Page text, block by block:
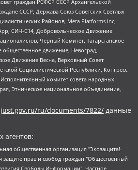
граждан РСФСР СССР Архангельской
СССР, Держава Союз Советских Светлых
Районов, Meta Platforms Inc,
СИЧ-С14, Добровольческое Движение
Черный Комитет, Татарстанское
общественное движение, Невоград,
Движение Весна, Верховный Совет
Социалистической Республики, Конгресс
комитет совета народных
Этническое национальное объединение,
ru/documents/7822/ данные
агентов:
Железнова Мария Михайловна, Лукьянова Юлия Сергеевна, Маетная Елизавета Витальевна, Маняхин Петр Борисович, Чуракова Ольга Владимировна, Ярош Юлия Петровна, Юридическое лицо "The Insider SIA", зарегистрированное в Риге, Латвийская Республика (дата регистрации 26.06.2015), являющееся администратором доменного имени интернет-издания "The Insider SIA", https://theins.ru, Постернак Алексей Евгеньевич, Рубин Михаил Аркадьевич, Анин Роман Александрович, Юридическое лицо Istories fonds, зарегистрированное в Латвийской Республике (регистрационный номер 50008295751, дата регистрации 24.02.2020), Великовский Дмитрий Александрович, Долинина Ирина Николаевна, Мароховская Алеся Алексеевна, Шлейнов Роман Юрьевич, Шмагун Олеся Валентиновна, Общество с ограниченной ответственностью "Альтаир 2021", Общество с ограниченной ответственностью "Вега 2021", Общество с ограниченной ответственностью "Главный редактор 2021", Общество с ограниченной ответственностью "Ромашки монолит", Важенков Артем Валерьевич, Ивановская областная общественная организация "Центр гендерных исследований", Гурман Юрий Альбертович, Медиапроект "ОВД-Инфо", Егоров Владимир Владимирович, Жилинский Владимир Александрович, Общество с ограниченной ответственностью "ЗП", Иванова София Юрьевна, Карезина Инна Павловна, Кильтау Екатерина Викторовна, Петров Алексей Викторович, Пискунов Сергей Евгеньевич, Смирнов Сергей Сергеевич, Тихонов Михаил Сергеевич, Общество с ограниченной ответственностью "ЖУРНАЛИСТ-ИНОСТРАННЫЙ АГЕНТ", Арапова Галина Юрьевна, Вольтская Татьяна Анатольевна, Американская компания "Mason G.E.S. Anonymous Foundation" (США), являющаяся владельцем интернет-издания https://mnews.world/, Компания "Stichting Bellingcat", зарегистрированная в Нидерландах (дата регистрации 11.07.2018), Захаров Андрей Вячеславович, Клепиковская Екатерина Дмитриевна, Общество с ограниченной ответственностью "МЕМО", Перл Роман Александрович, Симонов Евгений Алексеевич, Соловьева Елена Анатольевна, Сотников Даниил Владимирович, Сурначева Елизавета Дмитриевна, Автономная некоммерческая организация по защите прав человека и информированию населения "Якутия – Наше Мнение", Общество с ограниченной ответственностью "Москоу диджитал медиа", с 26.01.2023 Общество с ограниченной ответственностью "Чайка Белые сады", Ветошкина Валерия Валерьевна, Заговора Максим Александрович, Межрегиональное общественное движение "Российская ЛГБТ - сеть", Оленичев Максим Владимирович, Павлов Иван Юрьевич, Скворцова Елена Сергеевна, Общество с ограниченной ответственностью "Как бы инагент", Кочетков Игорь Викторович, Общество с ограниченной ответственностью "Честные выборы", Еланчик Олег Александрович, Общество с ограниченной ответственностью "Нобелевский призыв", Гималова Регина Эмилевна, Григорьев Андрей Валерьевич, Григорьева Алина Александровна, Ассоциация по содействию защите прав призывников, альтернативнослужащих и военнослужащих "Правозащитная группа "Гражданин.Армия.Право", Хисамова Регина Фаритовна, Автономная некоммерческая организация по реализации социально-правовых программ "Лилит", Дальневосточное общественное движение "Маяк", Санкт-Петербургская ЛГБТ-инициативная группа "Выход", Инициативная группа ЛГБТ+ "Реверс", Алексеев Андрей Викторович, Бекбулатова Таисия Львовна, Беляев Иван Михайлович, Владыкина Елена Сергеевна, Гельман Марат Александрович, Никульшина Вероника Юрьевна, Толоконникова Надежда Андреевна, Шендерович Виктор Анатольевич, Общество с ограниченной ответственностью "Данное сообщение", Общество с ограниченной ответственностью Издательский дом "Новая глава", Айнбиндер Александра Александровна, Московский комьюнити-центр для ЛГБТ+инициатив, Благотворительный фонд развития филантропии, Deutsche Welle (Германия, Kurt-Schumacher-Strasse 3, 53113 Bonn), Борзунова Мария Михайловна, Воробьев Виктор Викторович, Голубева Анна Львовна, Константинова Алла Михайловна, Малкова Ирина Владимировна, Мурадов Мурад Абдулгалимович, Осетинская Елизавета Николаевна, Понасенков Евгений Николаевич, Ганапольский Матвей Юрьевич, Киселев Евгений Алексеевич, Борухович Ирина Григорьевна, Дремин Иван Тимофеевич, Дубровский Дмитрий Викторович, Красноярская региональная общественная организация поддержки и развития альтернативных образовательных технологий и межкультурных коммуникаций "ИНТЕРРА", Маяковская Екатерина Алексеевна, Фейгин Марк Захарович, Филимонов Андрей Викторович, Дзугкоева Регина Николаевна, Доброхотов Роман Александрович, Дудь Юрий Александрович, Елкин Сергей Владимирович, Кругликов Кирилл Игоревич, Сабунаева Мария Леонидовна, Семенов Алексей Владимирович, Шаинян Карен Багратович, Шульман Екатерина Михайловна, Асафьев Артур Валерьевич, Вахштайн Виктор Семенович, Венедиктов Алексей Алексеевич, Лушникова Екатерина Евгеньевна, Волков Леонид Михайлович, Невзоров Александр Глебович, Пархоменко Сергей Борисович, Сироткин Ярослав Николаевич, Кара-Мурза Владимир Владимирович, Баранова Наталья Владимировна, Гозман Леонид Яковлевич, Кагарлицкий Борис Юльевич, Климарев Михаил Валерьевич, Милов Владимир Станиславович, Автономная некоммерческая организация Краснодарский центр современного искусства "Типография", Моргенштерн Алишер Тагирович, Соболь Любовь Эдуардовна, Общество с ограниченной ответственностью "ЛИЗА НОРМ", Каспаров Гарри Кимович, Ходорковский Михаил Борисович, Общество с ограниченной ответственностью "Апрельские тезисы", Данилович Ирина Брониславовна, Кашин Олег Владимирович, Петров Николай Владимирович, Пивоваров Алексей Владимирович, Соколов Михаил Владимирович, Цветкова Юлия Владимировна, Чичваркин Евгений Александрович, Комитет против пыток/Команда против пыток, Общество с ограниченной ответственностью "Первый научный", Общество с ограниченной ответственностью "Вертолет и ко", Белоцерковская Вероника Борисовна, Кац Максим Евгеньевич, Лазарева Татьяна Юрьевна, Шаведдинов Руслан Табризович, Яшин Илья Валерьевич, Общество с ограниченной ответственностью "Иноагент ААВ", Алешковский Дмитрий Петрович, Альбац Евгения Марковна, Быков Дмитрий Львович, Галямина Юлия Евгеньевна, Лойко Сергей Леонидович, Мартынов Кирилл Константинович, Медведев Сергей Александрович, Крашенинников Федор Геннадиевич, Гордеева Катерина Вл